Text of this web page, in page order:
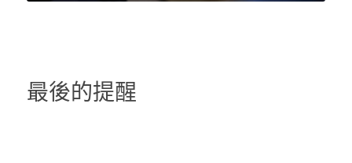
最後的提醒